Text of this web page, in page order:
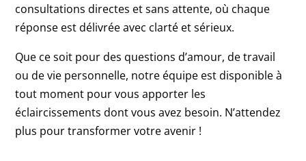
consultations directes et sans attente, où chaque
réponse est délivrée avec clarté et sérieux.
Que ce soit pour des questions d’amour, de travail
ou de vie personnelle, notre équipe est disponible à
tout moment pour vous apporter les
éclaircissements dont vous avez besoin. N’attendez
plus pour transformer votre avenir !